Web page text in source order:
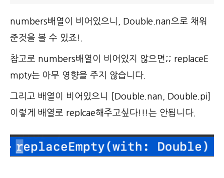
numbers배열이 비어있으니, Double.nan으로 채워
준것을 볼 수 있죠!.
참고로 numbers배열이 비어있지 않으면;; replaceE
mpty는 아무 영향을 주지 않습니다.
그리고 배열이 비어있으니 [Double.nan, Double.pi]
이렇게 배열로 replcae해주고싶다!!!는 안됩니다.